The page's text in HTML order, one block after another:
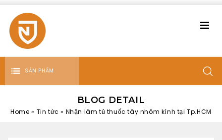
SẢN PHẨM
BLOG DETAIL
Home » Tin tức » Nhận làm tủ thuốc tây nhôm kính tại Tp.HCM